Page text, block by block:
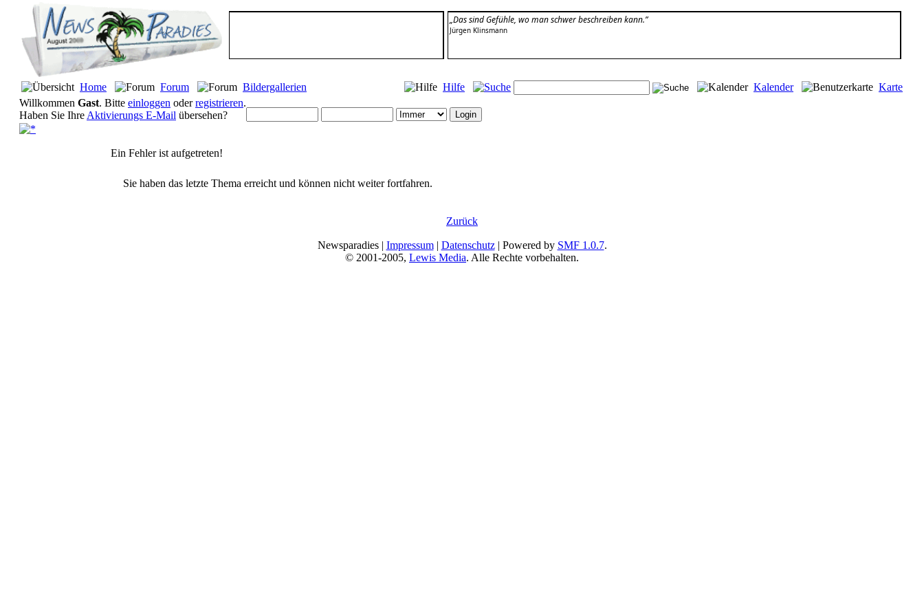
„Das sind Gefühle, wo man schwer beschreiben kann.”
Jürgen Klinsmann
Home Forum Bildergallerien Hilfe Kalender
Karte
Willkommen Gast. Bitte einloggen oderregistrieren.
Haben Sie Ihre Aktivierungs E-Mail übersehen?
Ein Fehler ist aufgetreten!
Sie haben das letzte Thema erreicht und können nicht weiter fortfahren.
Zurück
Newsparadies | Impressum| Datenschutz| Powered by SMF 1.0.7.
© 2001-2005, Lewis Media. Alle Rechte vorbehalten.